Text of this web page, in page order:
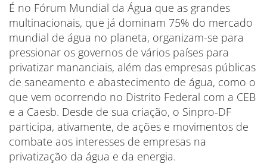
É no Fórum Mundial da Água que as grandes
multinacionais, que já dominam 75% do mercado
mundial de água no planeta, organizam-se para
pressionar os governos de vários países para
privatizar mananciais, além das empresas públicas
de saneamento e abastecimento de água, como o
que vem ocorrendo no Distrito Federal com a CEB
e a Caesb. Desde de sua criação, o Sinpro-DF
participa, ativamente, de ações e movimentos de
combate aos interesses de empresas na
privatização da água e da energia.